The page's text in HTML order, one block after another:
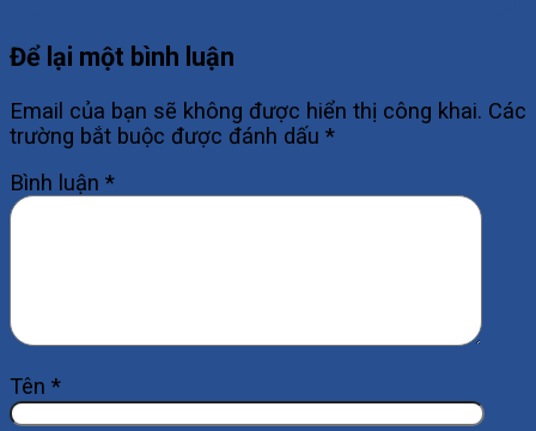
Để lại một bình luận
Email của bạn sẽ không được hiển thị công khai. Các
trường bắt buộc được đánh dấu *
Bình luận *
Tên *